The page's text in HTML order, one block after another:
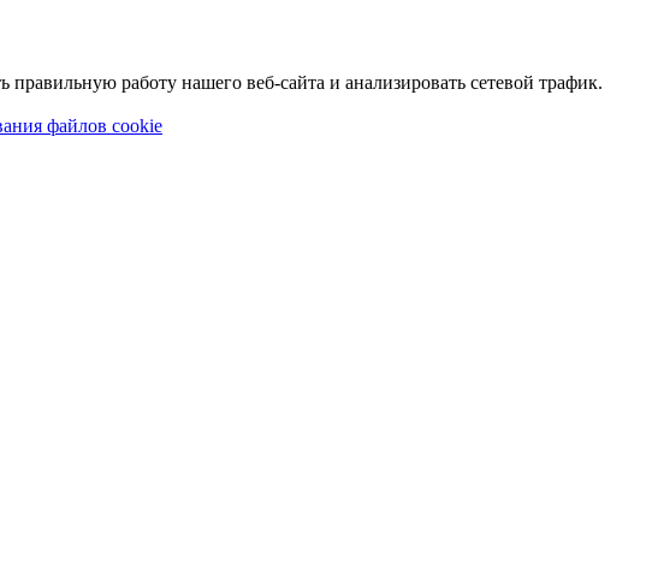
работу нашего веб-сайта и анализировать сетевой трафик.
файлов cookie